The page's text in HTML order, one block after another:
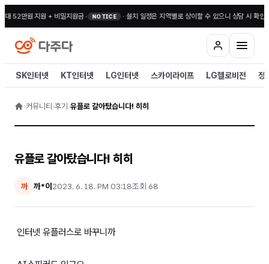
52만원 지원 + 비밀지원금• NOTICE · 설치 일정은 지역별로 상이할 수 있으니 상담 시 확인해
SK인터넷 KT인터넷 LG인터넷 스카이라이프 LG헬로비전 정
›커뮤니티 ›후기 ›유플로 갈아탔습니다! 히히
유플로 갈아탔습니다! 히히
까 까*이 2023. 6. 18. PM 03:18조회 68
인터넷 유플러스로 바꾸니까